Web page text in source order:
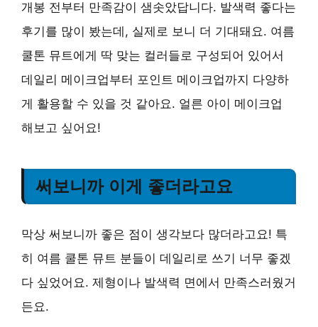
개봉 전부터 만족감이 샘솟았답니다. 발색력 좋다는
후기를 많이 봤는데, 실제로 보니 더 기대돼요. 여름
쿨톤 뮤트에게 딱 맞는 컬러들로 구성되어 있어서
데일리 메이크업부터 포인트 메이크업까지 다양하
게 활용할 수 있을 것 같아요. 얼른 아이 메이크업
해보고 싶어요!
써보니까 이게 좋더라고요
막상 써보니까 좋은 점이 생각보다 많더라고요! 특
히 여름 쿨톤 뮤트 분들이 데일리로 쓰기 너무 좋겠
다 싶었어요. 제형이나 발색력 면에서 만족스러웠거
든요.